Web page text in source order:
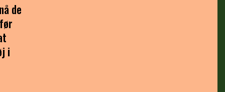
de
i